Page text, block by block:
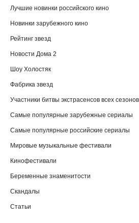
Лучшие новинки российского кино
Новинки зарубежного кино
Рейтинг звезд
Новости Дома 2
Шоу Холостяк
Фабрика звезд
Участники битвы экстрасенсов всех сезонов
Самые популярные зарубежные сериалы
Самые популярные российские сериалы
Мировые музыкальные фестивали
Кинофестивали
Беременные знаменитости
Скандалы
Статьи